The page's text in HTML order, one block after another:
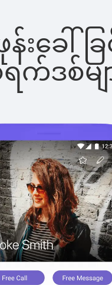
ဖုန်းခ
ရက်ဒစ်